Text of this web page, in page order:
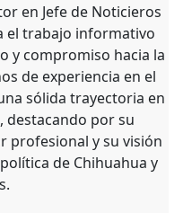
en Jefe de Noticieros
el trabajo informativo
y compromiso hacia la
de experiencia en el
sólida trayectoria en
destacando por su
profesional y su visión
de Chihuahua y